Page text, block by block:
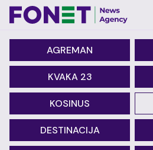
AGREMAN
KVAKA 23
KOSINUS
DESTINACIJA